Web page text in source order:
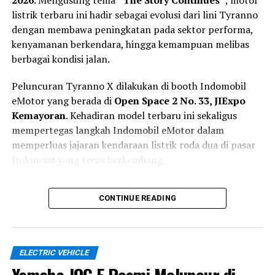
listrik terbaru ini hadir sebagai evolusi dari lini Tyranno
dengan membawa peningkatan pada sektor performa,
kenyamanan berkendara, hingga kemampuan melibas
berbagai kondisi jalan.
Peluncuran Tyranno X dilakukan di booth Indomobil
eMotor yang berada di Open Space 2 No. 33, JIExpo
Kemayoran. Kehadiran model terbaru ini sekaligus
mempertegas langkah Indomobil eMotor dalam
memperluas jajaran kendaraan listrik roda dua di pasar
Indonesia yang terus berkembang.
Lebih Siap untuk Mobilitas Harian
dan Petualangan Ringan
penggunaan perkotaan, Tyranno X dikembangkan
sebagai motor listrik serbaguna yang mampu
CONTINUE READING
ELECTRIC VEHICLE